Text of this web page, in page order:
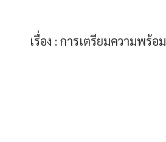
เรื่อง :การเตรียมความพร้อ